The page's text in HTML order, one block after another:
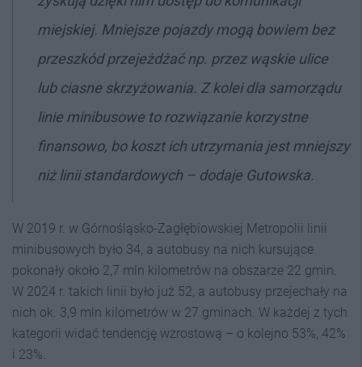
miejskiej. Mniejsze pojazdy mogą bowiem bez
przeszkód przejeżdżać np. przez wąskie ulice
lub ciasne skrzyżowania. Z kolei dla samorządu
linie minibusowe to rozwiązanie korzystne
finansowo, bo koszt ich utrzymania jest mniejszy
niż linii standardowych – dodaje Gutowska.
W 2019 r. w Górnośląsko-Zagłębiowskiej Metropolii linii
minibusowych było 34, a autobusy na nich kursujące
pokonały około 2,7 mln kilometrów na obszarze 22 gmin.
W 2024 r. takich linii było już 52, a autobusy przejechały na
nich ok. 3,9 mln kilometrów w 27 gminach. W każdej z tych
kategorii widać tendencję wzrostową – o kolejno 53%, 42%
i 23%.